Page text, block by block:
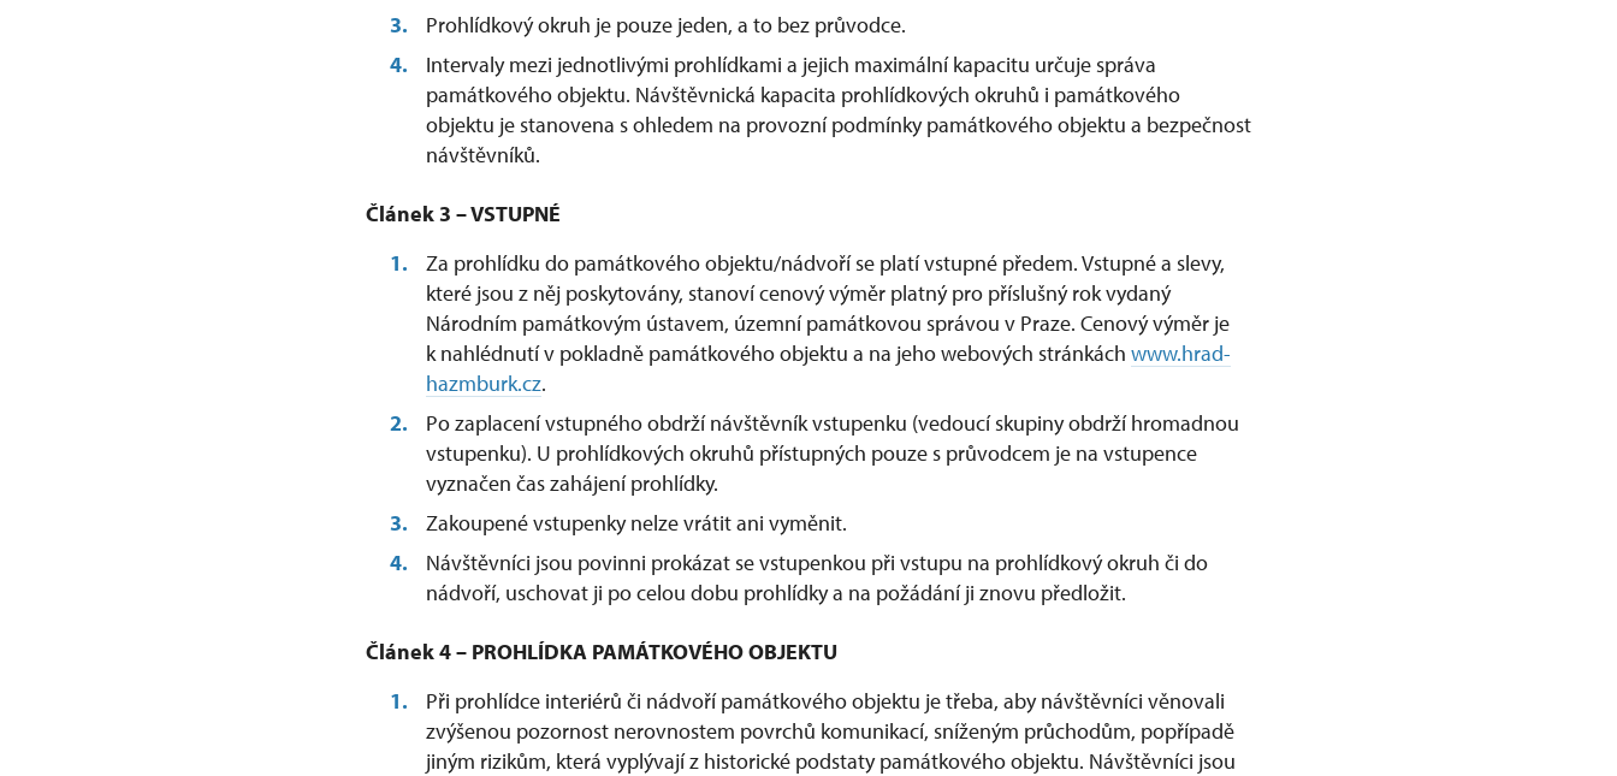
Prohlídkový okruh je pouze jeden, a to bez průvodce.
Intervaly mezi jednotlivými prohlídkami a jejich maximální kapacitu určuje správa
památkového objektu. Návštěvnická kapacita prohlídkových okruhů i památkového
objektu je stanovena s ohledem na provozní podmínky památkového objektu a bezpečnost
návštěvníků.
Článek 3 – VSTUPNÉ
Za prohlídku do památkového objektu/nádvoří se platí vstupné předem. Vstupné a slevy,
které jsou z něj poskytovány, stanoví cenový výměr platný pro příslušný rok vydaný
Národním památkovým ústavem, územní památkovou správou v Praze. Cenový výměr je
k nahlédnutí v pokladně památkového objektu a na jeho webových stránkách www.hrad-
hazmburk.cz.
Po zaplacení vstupného obdrží návštěvník vstupenku (vedoucí skupiny obdrží hromadnou
vstupenku). U prohlídkových okruhů přístupných pouze s průvodcem je na vstupence
vyznačen čas zahájení prohlídky.
Zakoupené vstupenky nelze vrátit ani vyměnit.
Návštěvníci jsou povinni prokázat se vstupenkou při vstupu na prohlídkový okruh či do
nádvoří, uschovat ji po celou dobu prohlídky a na požádání ji znovu předložit.
Článek 4 – PROHLÍDKA PAMÁTKOVÉHO OBJEKTU
Při prohlídce interiérů či nádvoří památkového objektu je třeba, aby návštěvníci věnovali
zvýšenou pozornost nerovnostem povrchů komunikací, sníženým průchodům, popřípadě
jiným rizikům, která vyplývají z historické podstaty památkového objektu. Návštěvníci jsou